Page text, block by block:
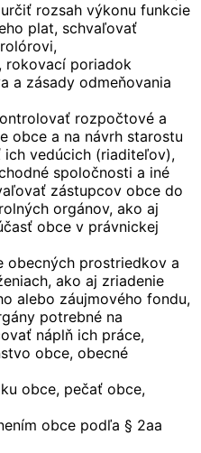
rozsah výkonu funkcie
plat, schvaľovať
rokovací poriadok
a zásady odmeňovania
rozpočtové a
obce a na návrh starostu
vedúcich (riaditeľov),
spoločnosti a iné
zástupcov obce do
orgánov, ako aj
obce v právnickej
obecných prostriedkov a
ako aj zriadenie
alebo záujmového fondu,
potrebné na
náplň ich práce,
obce, obecné
obce, pečať obce,
obce podľa § 2aa